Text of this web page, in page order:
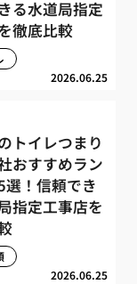
る水道局指定
徹底比較
2026.06.25
トイレつまり
おすすめラン
選！信頼でき
指定工事店を
2026.06.25